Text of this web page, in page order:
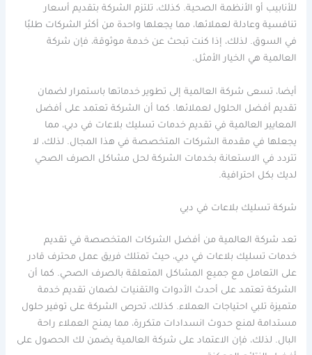
للأنابيب أو الأنظمة الصحية. كذلك، تلتزم الشركة بتقديم أسعار
تنافسية وعادلة لعملائها، مما يجعلها واحدة من أكثر الشركات طلبًا
في السوق. لذلك، إذا كنت تبحث عن خدمة موثوقة، فإن شركة
العالمية هي الخيار الأمثل.
أيضا، تسعى شركة العالمية إلى تطوير خدماتها باستمرار لضمان
تقديم أفضل الحلول لعملائها. كما أن الشركة تعتمد على أفضل
المعايير العالمية في تقديم خدمات تسليك بلاعات في دبي، مما
يجعلها في مقدمة الشركات المتخصصة في هذا المجال. لذلك، لا
تتردد في الاستعانة بخدمات الشركة لحل مشاكل الصرف الصحي
لديك بكل احترافية.
شركة تسليك بلاعات في دبي
تعد شركة العالمية من أفضل الشركات المتخصصة في تقديم
خدمات تسليك بلاعات في دبي، حيث تمتلك فريق عمل محترف قادر
على التعامل مع جميع المشاكل المتعلقة بالصرف الصحي. كما أن
الشركة تعتمد على أحدث الأدوات والتقنيات لضمان تقديم خدمة
متميزة تلبي احتياجات العملاء. كذلك، تحرص الشركة على توفير حلول
مستدامة لمنع حدوث انسدادات متكررة، مما يمنح العملاء راحة
البال. لذلك، فإن الاعتماد على شركة العالمية يضمن لك الحصول على